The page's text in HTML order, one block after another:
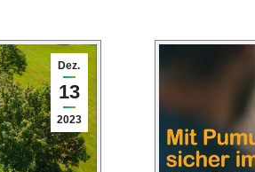
Dez.
13
2023